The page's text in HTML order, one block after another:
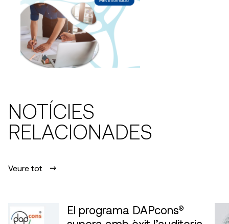
NOTÍCIES
RELACIONADES
Veure tot
El programa DAPcons®